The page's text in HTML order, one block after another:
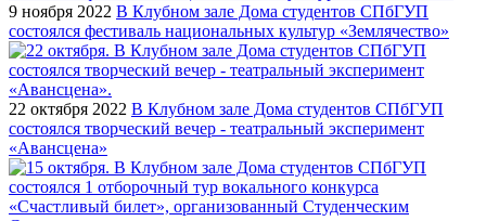
9 ноября 2022 В Клубном зале Дома студентов СПбГУП
состоялся фестиваль национальных культур «Землячество»
22 октября 2022 В Клубном зале Дома студентов СПбГУП
состоялся творческий вечер - театральный эксперимент
«Авансцена»